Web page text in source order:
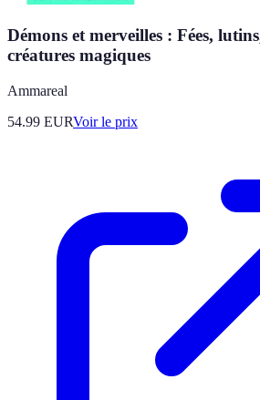
Démons et merveilles : Fées,
créatures magiques
Ammareal
54.99 EURVoir le prix